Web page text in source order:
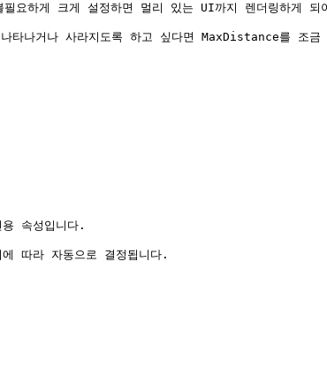
요하게 크게 설정하면 멀리 있는 UI까지 렌더링하게
타나거나 사라지도록 하고 싶다면 MaxDistance를 조
속성입니다.
따라 자동으로 결정됩니다.